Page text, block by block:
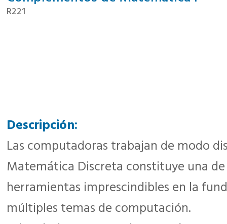
R221
Descripción:
Las computadoras trabajan de modo
Matemática Discreta constituye una
herramientas imprescindibles en la
múltiples temas de computación.